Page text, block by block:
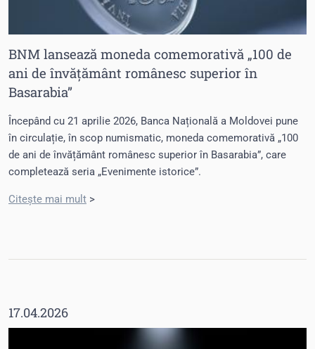
BNM lansează moneda comemorativă „100 de
ani de învățământ românesc superior în
Basarabia”
Începând cu 21 aprilie 2026, Banca Națională a Moldovei pune
în circulație, în scop numismatic, moneda comemorativă „100
de ani de învățământ românesc superior în Basarabia”, care
completează seria „Evenimente istorice”.
Citește mai mult >
17.04.2026